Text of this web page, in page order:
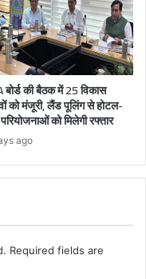
की बैठक में 25 विकास
को मंजूरी, लैंड पूलिंग से होटल-
को मिलेगी रफ्तार
ago
Required fields are